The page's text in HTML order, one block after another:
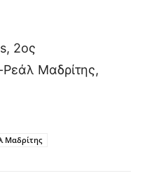
2ος
Ρεάλ Μαδρίτης,
Μαδρίτης